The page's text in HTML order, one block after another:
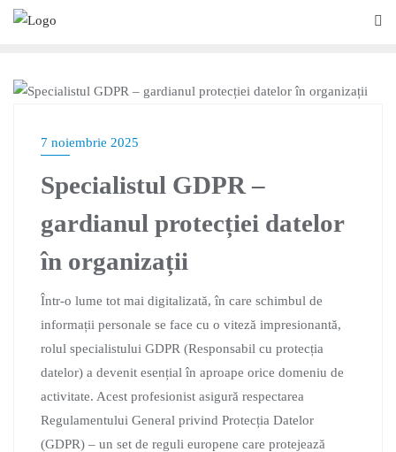
7 noiembrie 2025
Specialistul GDPR –
gardianul protecției datelor
în organizații
Într-o lume tot mai digitalizată, în care schimbul de
informații personale se face cu o viteză impresionantă,
rolul specialistului GDPR (Responsabil cu protecția
datelor) a devenit esențial în aproape orice domeniu de
activitate. Acest profesionist asigură respectarea
Regulamentului General privind Protecția Datelor
(GDPR) – un set de reguli europene care protejează